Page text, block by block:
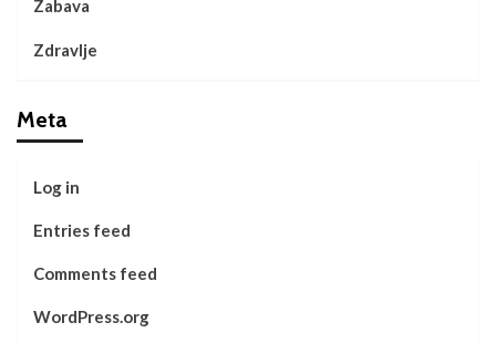
Zabava
Zdravlje
Meta
Log in
Entries feed
Comments feed
WordPress.org